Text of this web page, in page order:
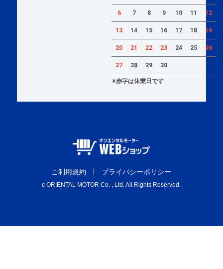
ご利用規約 プライバシーポリシー
c ORIENTAL MOTOR Co. , Ltd. All Rights Reserved.
6 7 8 9 10 11 12
13 14 15 16 17 18 19
20 21 22 23 24 25 26
27 28 29 30
※赤字は休業日です